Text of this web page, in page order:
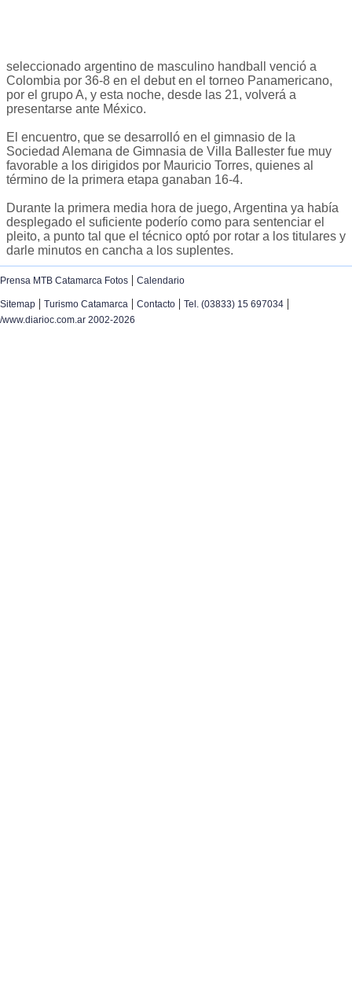
seleccionado argentino de masculino handball venció a
Colombia por 36-8 en el debut en el torneo Panamericano,
por el grupo A, y esta noche, desde las 21, volverá a
presentarse ante México.
El encuentro, que se desarrolló en el gimnasio de la
Sociedad Alemana de Gimnasia de Villa Ballester fue muy
favorable a los dirigidos por Mauricio Torres, quienes al
término de la primera etapa ganaban 16-4.
Durante la primera media hora de juego, Argentina ya había
desplegado el suficiente poderío como para sentenciar el
pleito, a punto tal que el técnico optó por rotar a los titulares y
darle minutos en cancha a los suplentes.
Prensa MTB Catamarca Fotos | Calendario
Sitemap | Turismo Catamarca | Contacto | Tel. (03833) 15 697034 |
/www.diarioc.com.ar 2002-2026